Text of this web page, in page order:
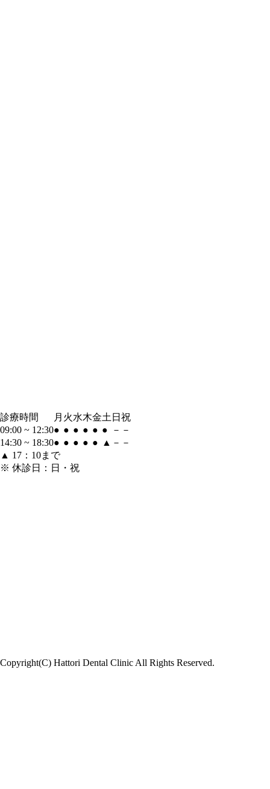
診療時間 月 火水木金土 日 祝
09:00 ~ 12:30● ● ● ● ● ● － －
14:30 ~ 18:30● ● ● ● ● ▲ － －
▲ 17：10まで
※ 休診日：日・祝
Copyright(C) Hattori Dental Clinic All Rights Reserved.